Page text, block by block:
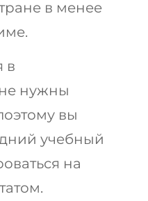
в менее
в
нужны
вы
учебный
на